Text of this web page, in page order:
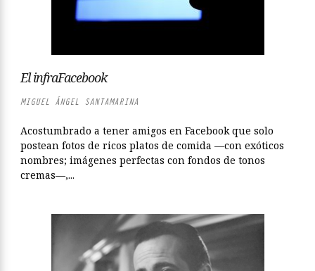
El infraFacebook
MIGUEL ÁNGEL SANTAMARINA
Acostumbrado a tener amigos en Facebook que solo
postean fotos de ricos platos de comida —con exóticos
nombres; imágenes perfectas con fondos de tonos
cremas—,...